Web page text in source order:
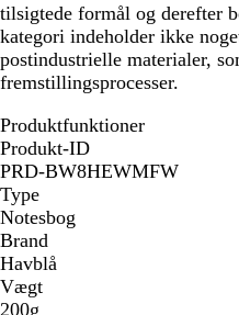
tilsigtede formål og derefter
kategori indeholder ikke
postindustrielle materialer,
fremstillingsprocesser.
Produktfunktioner
Produkt-ID
PRD-BW8HEWMFW
Type
Notesbog
Brand
Havblå
Vægt
200g